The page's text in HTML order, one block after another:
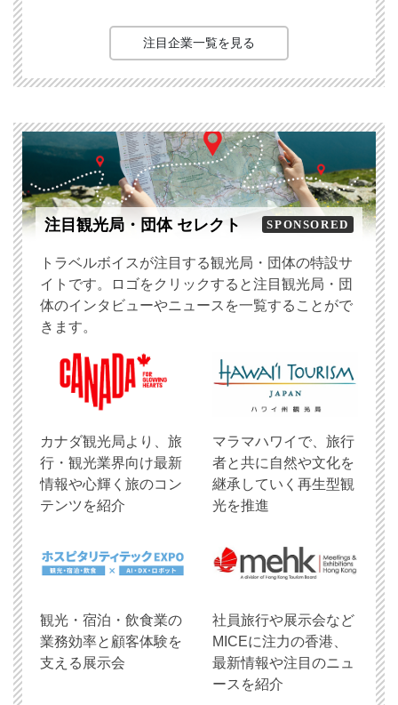
注目企業一覧を見る
注目観光局・団体 セレクト SPONSORED
トラベルボイスが注目する観光局・団体の特設サ
イトです。ロゴをクリックすると注目観光局・団
体のインタビューやニュースを一覧することがで
きます。
​カナダ観光局より、旅
行・観光業界向け最新
情報や心輝く旅のコン
テンツを紹介
マラマハワイで、旅行
者と共に自然や文化を
継承していく再生型観
光を推進
観光・宿泊・飲食業の
業務効率と顧客体験を
支える展示会
社員旅行や展示会など
MICEに注力の香港、
最新情報や注目のニュ
ースを紹介